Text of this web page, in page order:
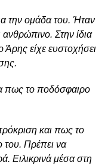
την ομάδα του. Ήταν
Στην ίδια
Άρης είχε ευστοχήσει
πως το ποδόσφαιρο
και πως το
του. Πρέπει να
Ειλικρινά μέσα στη